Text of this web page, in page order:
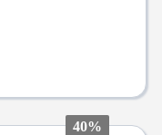
40%